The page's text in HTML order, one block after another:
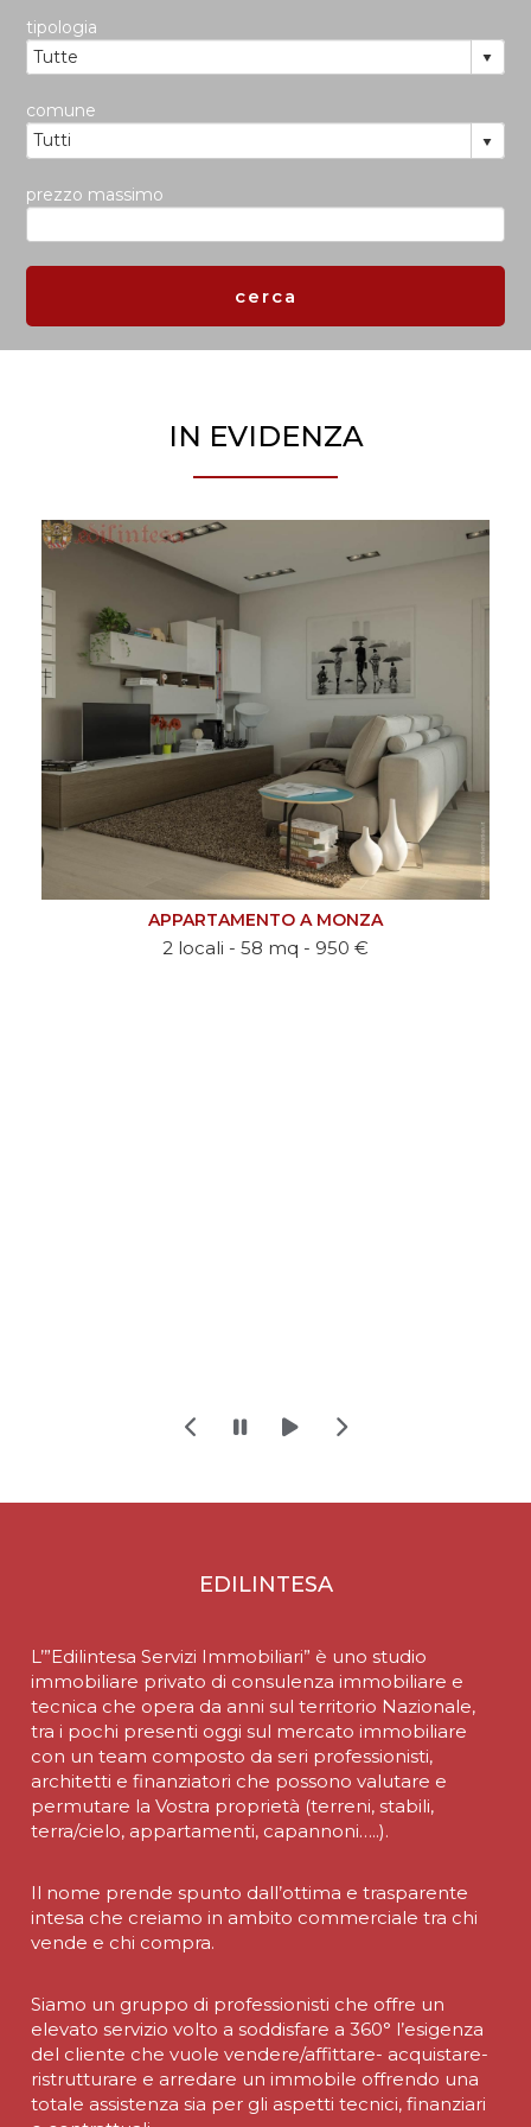
tipologia
comune
prezzo massimo
IN EVIDENZA
APPARTAMENTO A MONZA
2 locali - 58 mq - 950 €
EDILINTESA
L’”Edilintesa Servizi Immobiliari” è uno studio
immobiliare privato di consulenza immobiliare e
tecnica che opera da anni sul territorio Nazionale,
tra i pochi presenti oggi sul mercato immobiliare
con un team composto da seri professionisti,
architetti e finanziatori che possono valutare e
permutare la Vostra proprietà (terreni, stabili,
terra/cielo, appartamenti, capannoni…..).
Il nome prende spunto dall’ottima e trasparente
intesa che creiamo in ambito commerciale tra chi
vende e chi compra.
Siamo un gruppo di professionisti che offre un
elevato servizio volto a soddisfare a 360° l’esigenza
del cliente che vuole vendere/affittare- acquistare-
ristrutturare e arredare un immobile offrendo una
totale assistenza sia per gli aspetti tecnici, finanziari